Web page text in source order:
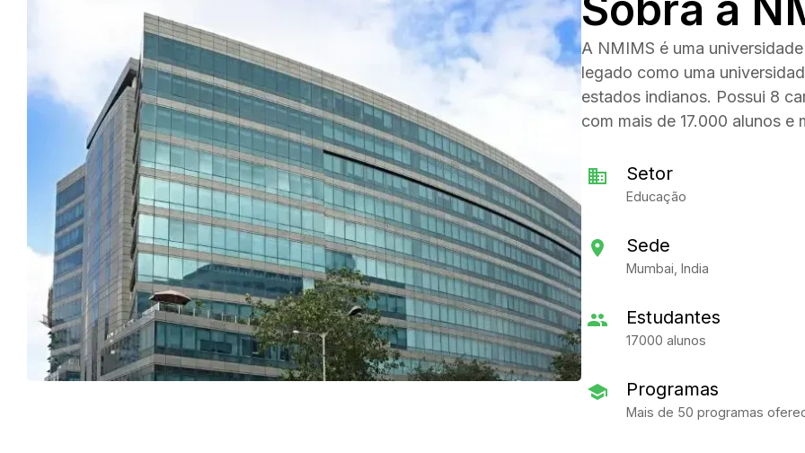
A NMIMS é uma
legado como uma
estados indianos. Possui 8
com mais de 17.000 alunos
Setor
Educação
Sede
Mumbai, India
Estudantes
17000 alunos
Programas
Mais de 50 programas